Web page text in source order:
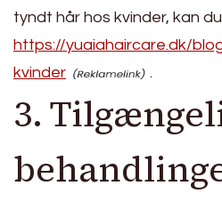
tyndt hår hos kvinder, kan
https://yuaiahaircare.dk/
kvinder
.
3.